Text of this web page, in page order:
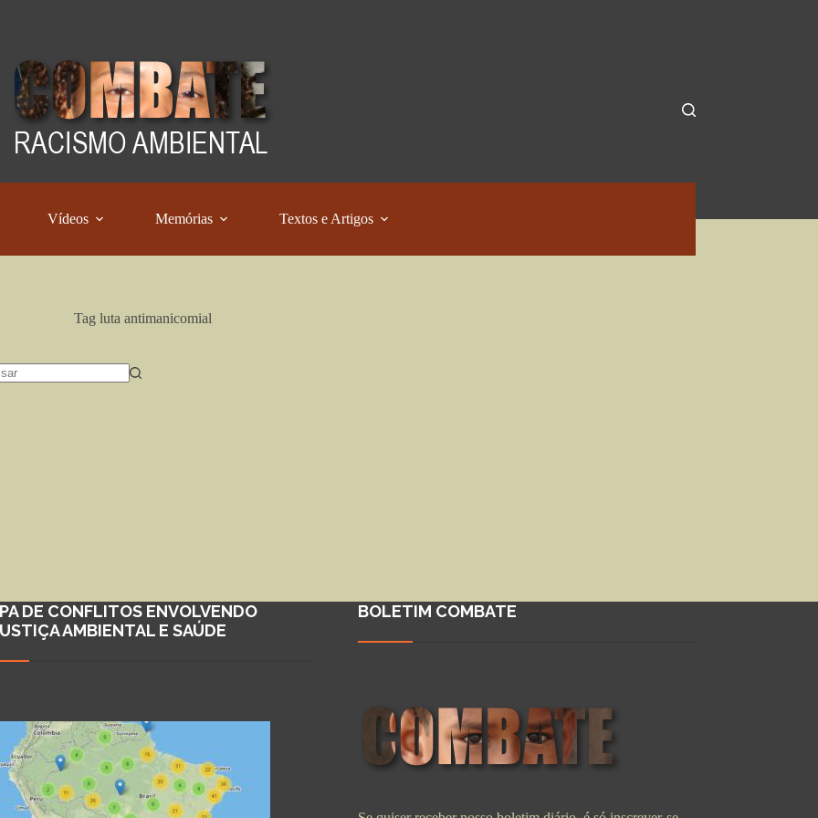
Vídeos Memórias Textos e Artigos
Tag luta antimanicomial
DE CONFLITOS ENVOLVENDO
AMBIENTAL E SAÚDE
BOLETIM COMBATE